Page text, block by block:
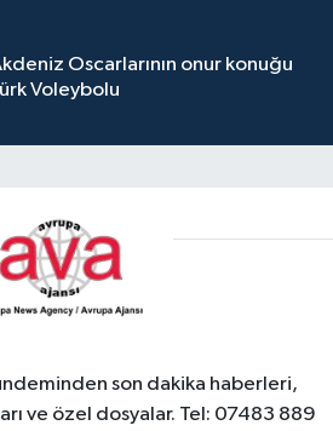
Oscarlarının onur konuğu
Voleybolu
son dakika haberleri,
ve özel dosyalar. Tel: 07483 889